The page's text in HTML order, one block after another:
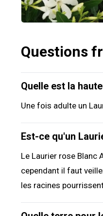
Questions
Quelle est la
Une fois adulte un
Est-ce qu'un
Le Laurier rose Blanc
cependant il faut
les racines